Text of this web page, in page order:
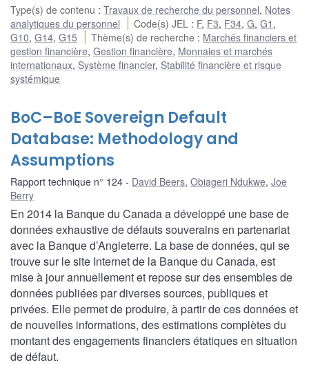
Type(s) de contenu : Travaux de recherche du personnel, Notes
analytiques du personnel
Code(s) JEL : F, F3, F34,G,G1 ,
G10, G14, G15 Thème(s) de recherche : Marchés financiers et
gestion financière, Gestion financière, Monnaies et marchés
internationaux, Système financier, Stabilité financière et risque
systémique
BoC–BoE Sovereign Default
Database: Methodology and
Assumptions
Rapport technique n° 124 David Beers, Obiageri Ndukwe, Joe
Berry
En 2014 la Banque du Canada a développé une base de
données exhaustive de défauts souverains en partenariat
avec la Banque d’Angleterre. La base de données, qui se
trouve sur le site Internet de la Banque du Canada, est
mise à jour annuellement et repose sur des ensembles de
données publiées par diverses sources, publiques et
privées. Elle permet de produire, à partir de ces données et
de nouvelles informations, des estimations complètes du
montant des engagements financiers étatiques en situation
de défaut.